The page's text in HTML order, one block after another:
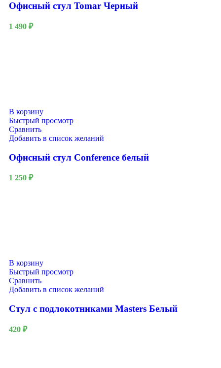
Офисный стул Tomar Черный
1 490 ₽
В корзину
Быстрый просмотр
Сравнить
Добавить в список желаний
Офисный стул Conference белый
1 250 ₽
В корзину
Быстрый просмотр
Сравнить
Добавить в список желаний
Стул с подлокотниками Masters Белый
420 ₽